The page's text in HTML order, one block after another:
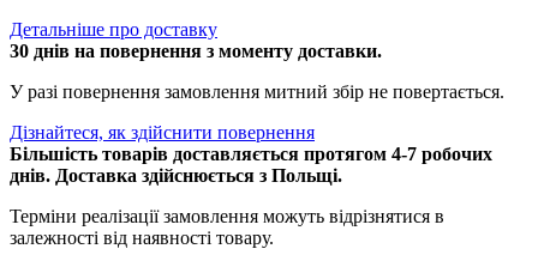
Детальніше про доставку
30 днів на повернення з моменту доставки.
У разі повернення замовлення митний збір не повертається.
Дізнайтеся, як здійснити повернення
Більшість товарів доставляється протягом 4-7 робочих
днів. Доставка здійснюється з Польщі.
Терміни реалізації замовлення можуть відрізнятися в
залежності від наявності товару.